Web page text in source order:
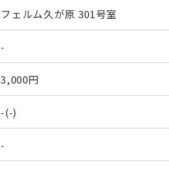
フェルム久が原 301号室
-
3,000円
-(-)
-